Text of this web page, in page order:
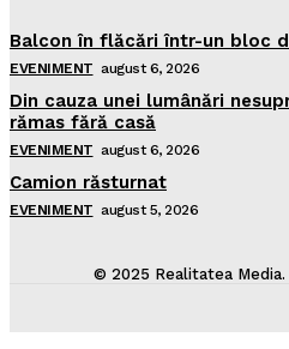
Balcon în flăcări într-un bloc
EVENIMENT august 6, 2026
Din cauza unei lumânări
rămas fără casă
EVENIMENT august 6, 2026
Camion răsturnat
EVENIMENT august 5, 2026
© 2025 Realitatea